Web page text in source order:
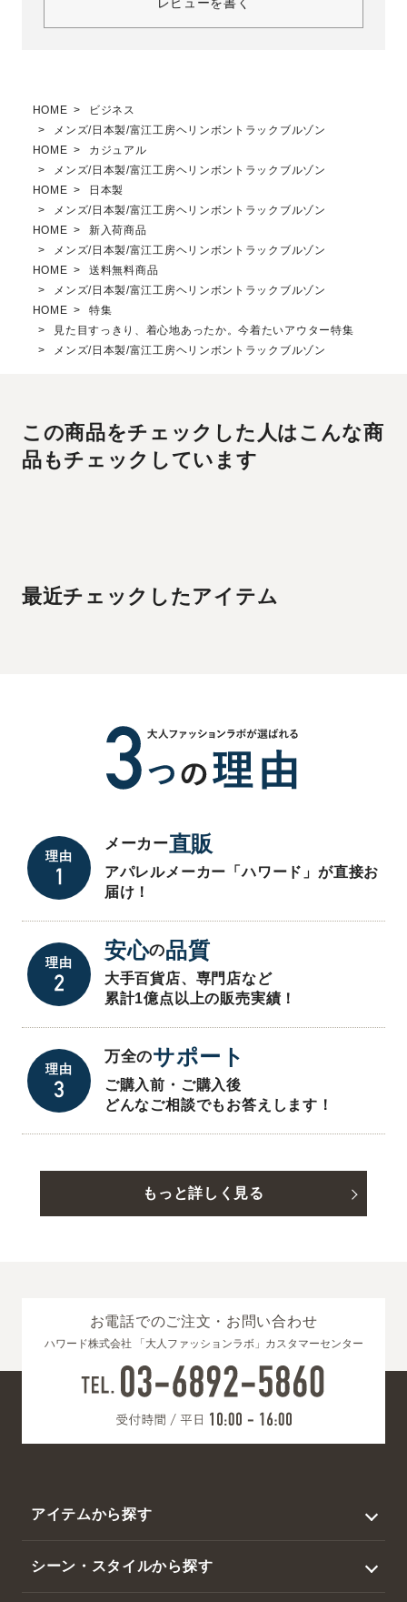
HOME
ビジネス
メンズ/日本製/富江工房ヘリンボントラックブルゾン
HOME
カジュアル
メンズ/日本製/富江工房ヘリンボントラックブルゾン
HOME
日本製
メンズ/日本製/富江工房ヘリンボントラックブルゾン
HOME
新入荷商品
メンズ/日本製/富江工房ヘリンボントラックブルゾン
HOME
送料無料商品
メンズ/日本製/富江工房ヘリンボントラックブルゾン
HOME
特集
見た目すっきり、着心地あったか。今着たいアウター特集
メンズ/日本製/富江工房ヘリンボントラックブルゾン
この商品をチェックした人はこんな商
品もチェックしています
最近チェックしたアイテム
理由
メーカー直販
アパレルメーカー「ハワード」が直接お
届け！
理由
安心の品質
大手百貨店、専門店など
累計1億点以上の販売実績！
理由
万全のサポート
ご購入前・ご購入後
どんなご相談でもお答えします！
もっと詳しく見る
お電話でのご注文・お問い合わせ
ハワード株式会社 「大人ファッションラボ」カスタマーセンター
アイテムから探す
シーン・スタイルから探す